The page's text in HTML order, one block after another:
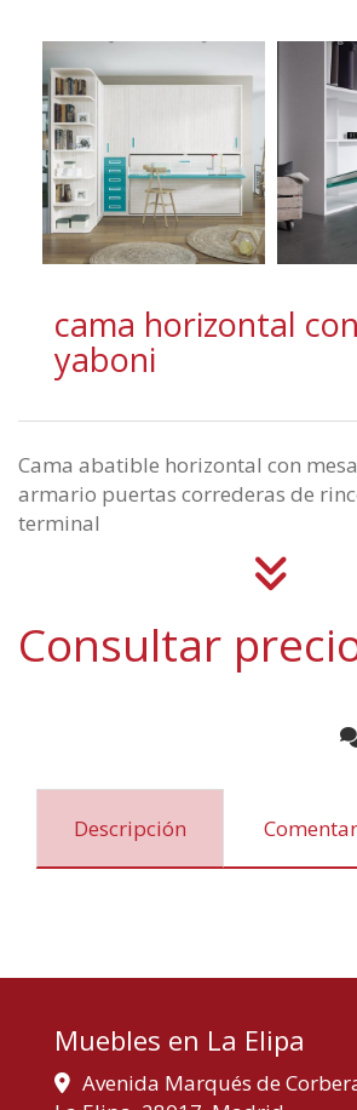
cama horizontal
yaboni
Cama abatible horizontal con
armario puertas correderas de
terminal
Consultar
Descripción
Muebles en La Elipa
Avenida Marqués de